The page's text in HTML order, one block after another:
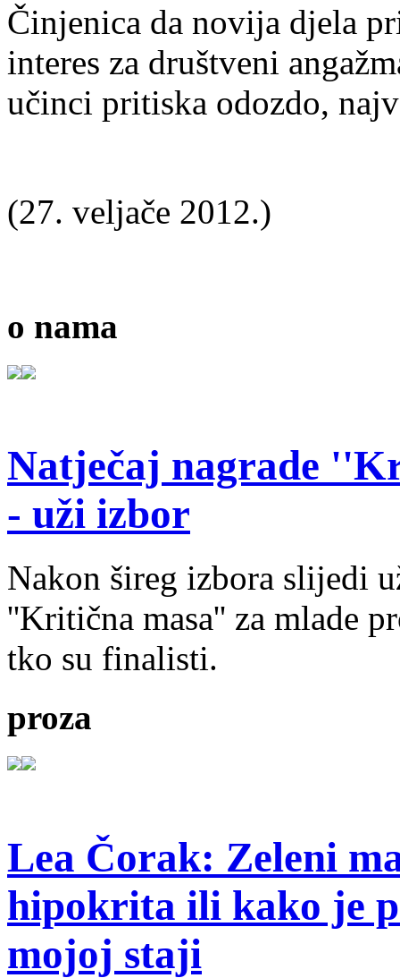
Činjenica da novija djela
interes za društveni
učinci pritiska odozdo,
(27. veljače 2012.)
o nama
Natječaj nagrade
- uži izbor
Nakon šireg izbora slijedi
''Kritična masa'' za mlade
tko su finalisti.
proza
Lea Čorak: Zeleni
hipokrita ili kako je
mojoj staji